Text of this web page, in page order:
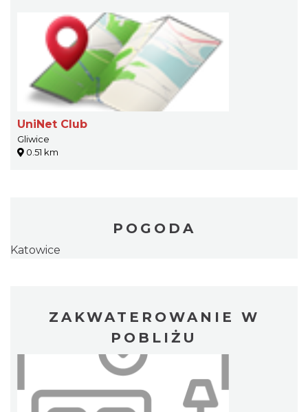
UniNet Club
Gliwice
0.51 km
POGODA
Katowice
ZAKWATEROWANIE W
POBLIŻU